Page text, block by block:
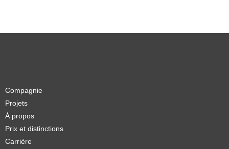
Compagnie
Projets
À propos
Prix et distinctions
Carrière